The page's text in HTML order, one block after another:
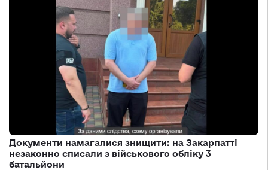
Документи намагалися знищити: на Закарпатті
незаконно списали з військового обліку 3
батальйони